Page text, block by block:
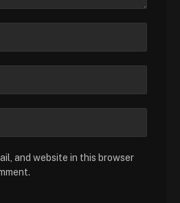
and website in this browser